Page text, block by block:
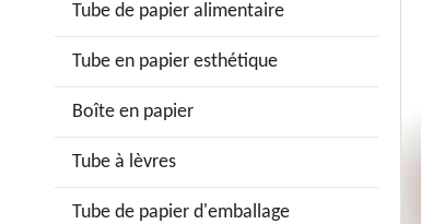
Tube de papier alimentaire
Tube en papier esthétique
Boîte en papier
Tube à lèvres
Tube de papier d'emballage